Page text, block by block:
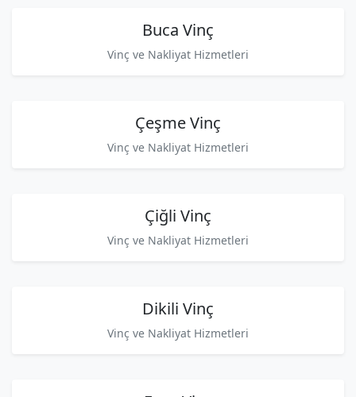
Buca Vinç
Vinç ve Nakliyat Hizmetleri
Çeşme Vinç
Vinç ve Nakliyat Hizmetleri
Çiğli Vinç
Vinç ve Nakliyat Hizmetleri
Dikili Vinç
Vinç ve Nakliyat Hizmetleri